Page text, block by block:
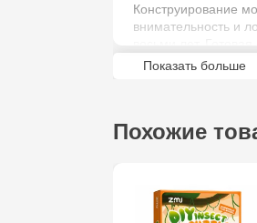
Конструирование
внимательность и
оригинальным
Показать больше
Похожие